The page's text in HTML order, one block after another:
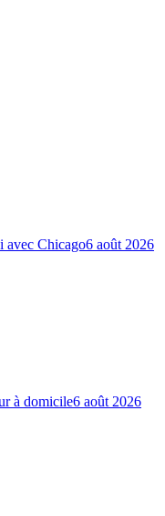
avec Chicago6 août 2026
à domicile6 août 2026